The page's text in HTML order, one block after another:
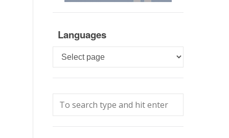
Languages
Languages